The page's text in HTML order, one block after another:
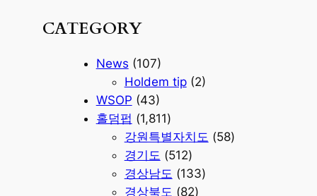
CATEGORY
News (107)
Holdem tip(2)
WSOP (43)
홀덤펍 (1,811)
강원특별자치도 (58)
경기도 (512)
경상남도 (133)
경상북도 (82)